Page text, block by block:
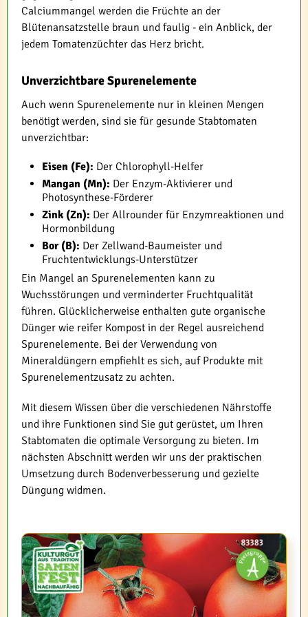
Calciummangel werden die Früchte an der
Blütenansatzstelle braun und faulig - ein Anblick, der
jedem Tomatenzüchter das Herz bricht.
Unverzichtbare Spurenelemente
Auch wenn Spurenelemente nur in kleinen Mengen
benötigt werden, sind sie für gesunde Stabtomaten
unverzichtbar:
Eisen (Fe): Der Chlorophyll-Helfer
Mangan (Mn): Der Enzym-Aktivierer und
Photosynthese-Förderer
Zink (Zn): Der Allrounder für Enzymreaktionen und
Hormonbildung
Bor (B): Der Zellwand-Baumeister und
Fruchtentwicklungs-Unterstützer
Ein Mangel an Spurenelementen kann zu
Wuchsstörungen und verminderter Fruchtqualität
führen. Glücklicherweise enthalten gute organische
Dünger wie reifer Kompost in der Regel ausreichend
Spurenelemente. Bei der Verwendung von
Mineraldüngern empfiehlt es sich, auf Produkte mit
Spurenelementzusatz zu achten.
Mit diesem Wissen über die verschiedenen Nährstoffe
und ihre Funktionen sind Sie gut gerüstet, um Ihren
Stabtomaten die optimale Versorgung zu bieten. Im
nächsten Abschnitt werden wir uns der praktischen
Umsetzung durch Bodenverbesserung und gezielte
Düngung widmen.